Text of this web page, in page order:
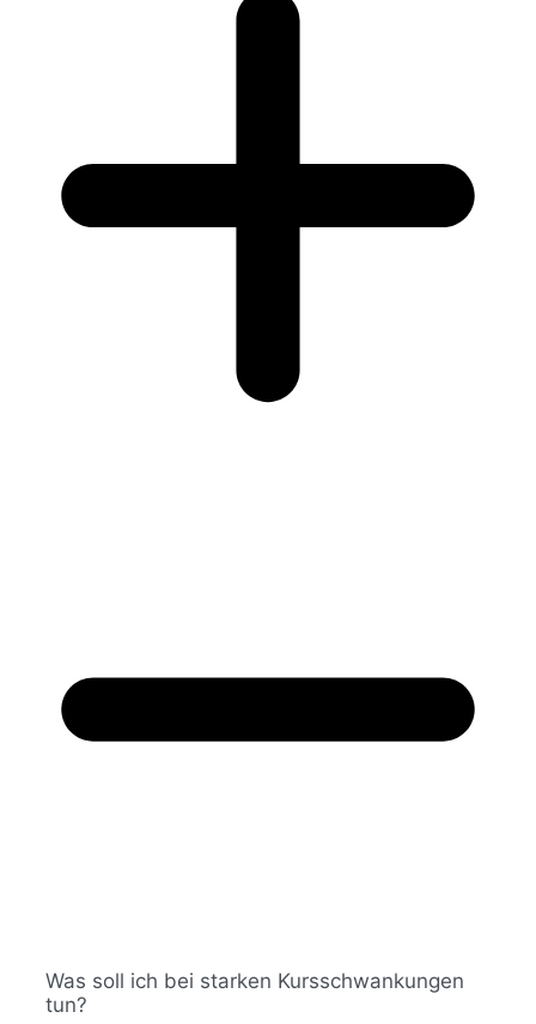
Was soll ich bei starken Kursschwankungen
tun?